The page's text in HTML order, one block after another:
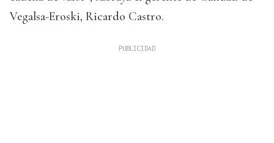
Vegalsa-Eroski, Ricardo Castro.